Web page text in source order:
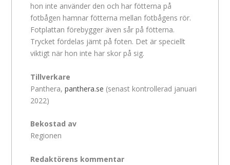
hon inte använder den och har fötterna på
fotbågen hamnar fötterna mellan fotbågens rör.
Fotplattan förebygger även sår på fötterna.
Trycket fördelas jämt på foten. Det är speciellt
viktigt när hon inte har skor på sig.
Tillverkare
Panthera,panthera.se (senast kontrollerad januari
2022)
Bekostad av
Regionen
Redaktörens kommentar